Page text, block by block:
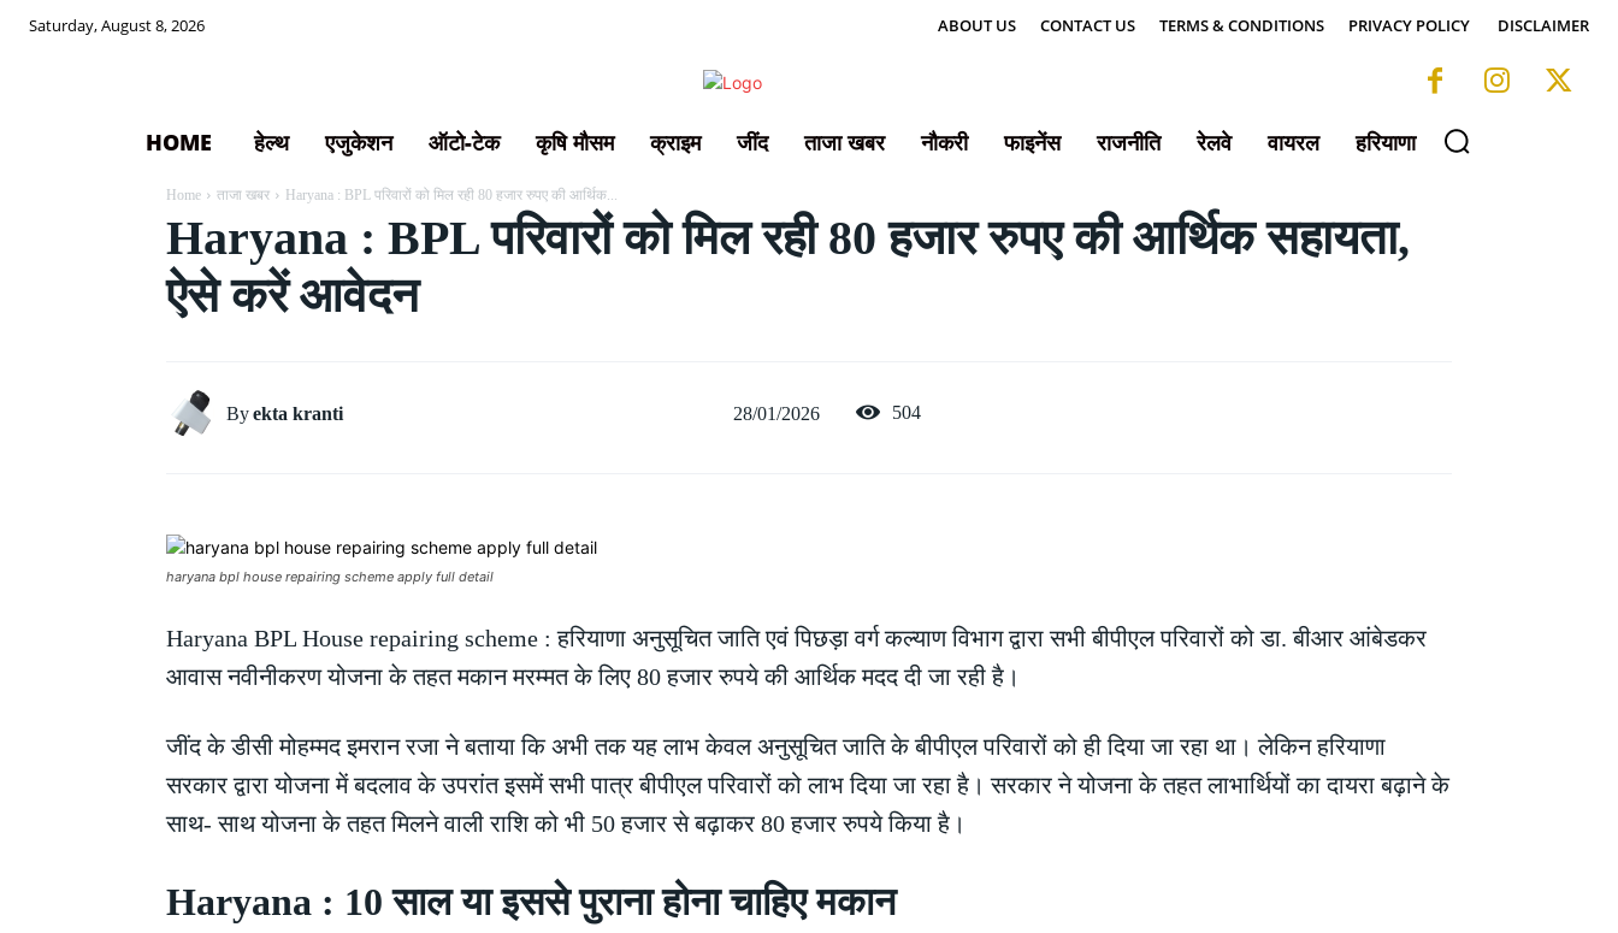
Saturday, August 8, 2026 ABOUT US CONTACT US TERMS & CONDITIONS PRIVACY POLICY DISCLAIMER
HOME हेल्थ एजुकेशन ऑटो-टेक कृषि मौसम क्राइम जींद ताजा खबर नौकरी फाइनेंस राजनीति रेलवे वायरल हरियाणा
Home ताजा खबर Haryana : BPL परिवारों को मिल रही 80 हजार रुपए की आर्थिक...
Haryana : BPL परिवारों को मिल रही 80 हजार रुपए की आर्थिक सहायता,
ऐसे करें आवेदन
Byekta kranti 28/01/2026 504
haryana bpl house repairing scheme apply full detail
Haryana BPL House repairing scheme : हरियाणा अनुसूचित जाति एवं पिछड़ा वर्ग कल्याण विभाग द्वारा सभी बीपीएल परिवारों को डा. बीआर आंबेडकर
आवास नवीनीकरण योजना के तहत मकान मरम्मत के लिए 80 हजार रुपये की आर्थिक मदद दी जा रही है।
जींद के डीसी मोहम्मद इमरान रजा ने बताया कि अभी तक यह लाभ केवल अनुसूचित जाति के बीपीएल परिवारों को ही दिया जा रहा था। लेकिन हरियाणा
सरकार द्वारा योजना में बदलाव के उपरांत इसमें सभी पात्र बीपीएल परिवारों को लाभ दिया जा रहा है। सरकार ने योजना के तहत लाभार्थियों का दायरा बढ़ाने के
साथ- साथ योजना के तहत मिलने वाली राशि को भी 50 हजार से बढ़ाकर 80 हजार रुपये किया है।
Haryana : 10 साल या इससे पुराना होना चाहिए मकान